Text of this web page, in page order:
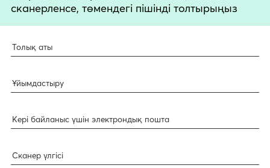
сканерленсе, төмендегі пішінді толтырыңыз